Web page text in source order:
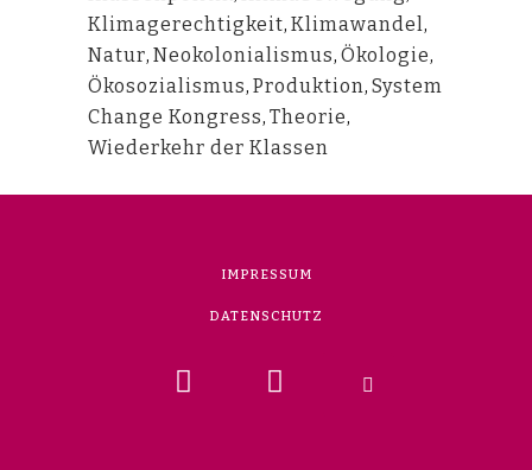
Klimagerechtigkeit, Klimawandel ,
Natur, Neokolonialismus, Ökologie,
Ökosozialismus, Produktion, System
Change Kongress, Theorie,
Wiederkehr der Klassen
IMPRESSUM
DATENSCHUTZ